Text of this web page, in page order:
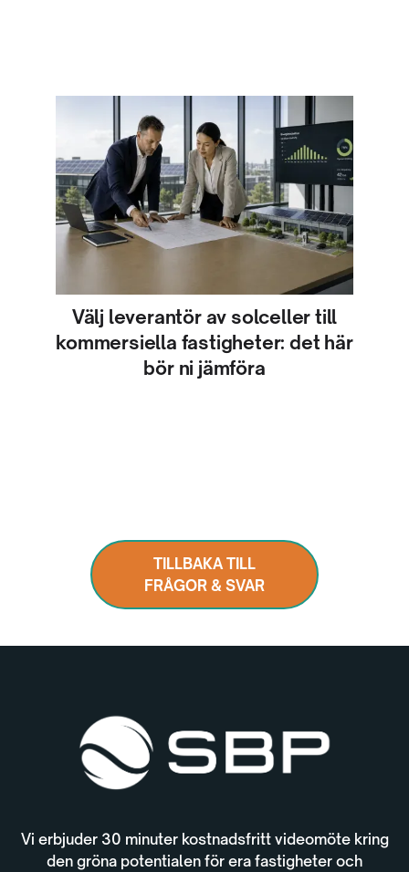
Välj leverantör av solceller till
kommersiella fastigheter: det här
bör ni jämföra
TILLBAKA TILL
FRÅGOR & SVAR
Vi erbjuder 30 minuter kostnadsfritt videomöte kring
den gröna potentialen för era fastigheter och